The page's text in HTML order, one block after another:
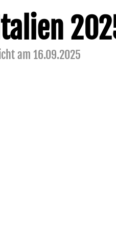
am 16.09.2025